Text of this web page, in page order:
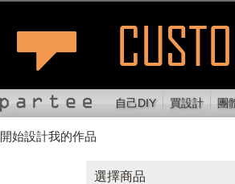
自己DIY 買設計 團
開始設計我的作品
切換位置
選擇商品